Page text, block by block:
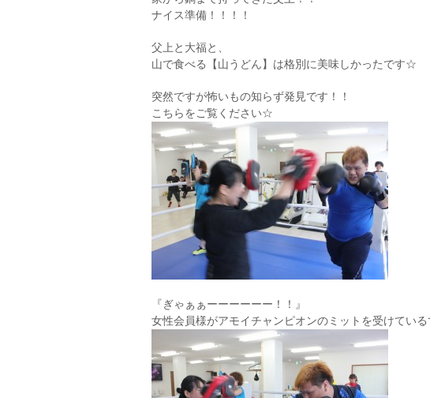
ナイス準備！！！！
父上と大福と、
山で食べる【山うどん】は格別に美味しかったです☆
突然ですが怖いもの知らず発見です！！
こちらをご覧ください☆
『ぎゃぁぁーーーーーー！！』
女性会員様がアモイチャンピオンのミットを受けてい